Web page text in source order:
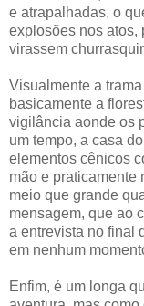
e atrapalhadas, o
explosões nos atos,
virassem
Visualmente a
basicamente a
vigilância aonde os
um tempo, a casa
elementos cênicos
mão e praticamente
meio que grande
mensagem, que ao
a entrevista no final
em nenhum
Enfim, é um longa